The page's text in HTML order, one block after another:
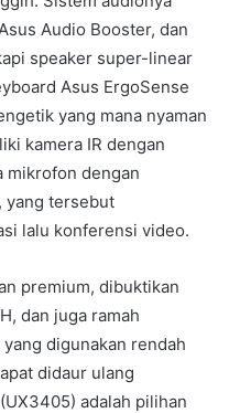
Audio Booster, dan
speaker super-linear
Asus ErgoSense
yang mana nyaman
kamera IR dengan
mikrofon dengan
yang tersebut
lalu konferensi video.
premium, dibuktikan
dan juga ramah
digunakan rendah
didaur ulang
adalah pilihan